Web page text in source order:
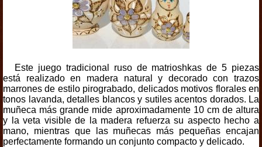
Este juego tradicional ruso de matrioshkas de 5 piezas
está realizado en madera natural y decorado con trazos
marrones de estilo pirograbado, delicados motivos florales en
tonos lavanda, detalles blancos y sutiles acentos dorados. La
muñeca más grande mide aproximadamente 10 cm de altura
y la veta visible de la madera refuerza su aspecto hecho a
mano, mientras que las muñecas más pequeñas encajan
perfectamente formando un conjunto compacto y delicado.